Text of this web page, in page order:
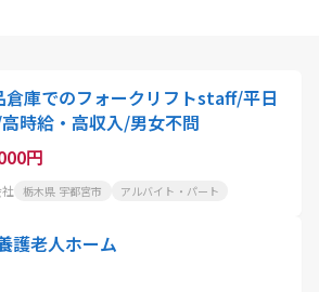
倉庫でのフォークリフトstaff/平日
時給・高収入/男女不問
円
栃木県 宇都宮市 アルバイト・パート
護老人ホーム